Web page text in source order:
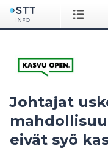
Johtajat
eivät syö